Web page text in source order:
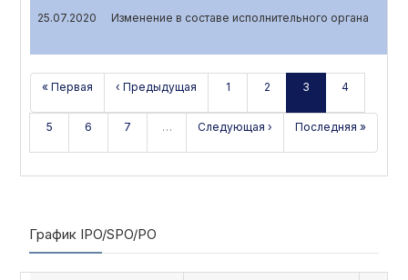
25.07.2020 Изменение в составе исполнительного органа
« Первая ‹ Предыдущая 1 2 3 4
5 6 7 … Следующая › Последняя »
График IPO/SPO/PO